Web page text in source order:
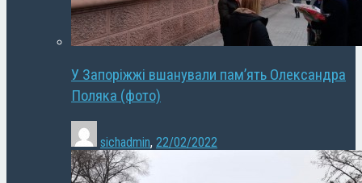
У Запоріжжі вшанували пам’ять Олександра
Поляка (фото)
sichadmin, 22/02/2022